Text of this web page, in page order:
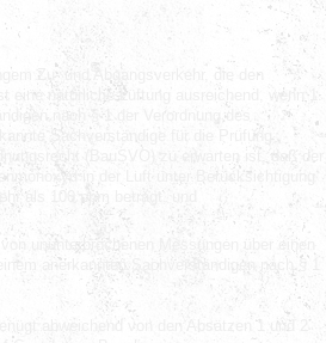
Zu- und Abgangsverkehr, die den
natürliche Lüftung ausreichend, wenn 1.
nach § 1 der Verordnung des
Sachverständige für die Prüfung
(BauSVO) zu erwarten ist, daß der
in der Luft unter Berücksichtigung
als 100 ppm beträgt, und
ununterbrochenen Messungen über einen
anerkannten Sachverständigen nach § 1
abweichend von den Absätzen 1 und 2